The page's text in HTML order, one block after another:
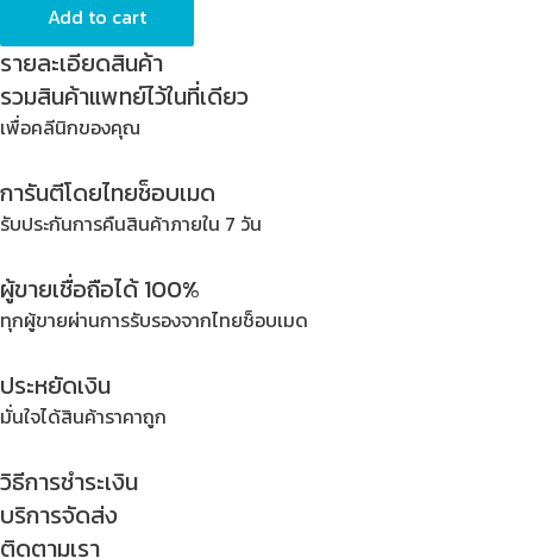
SK.
SUPPORT
''
#XXL
44''-
48''
quantity
Add to cart
รายละเอียดสินค้า
รวมสินค้าแพทย์ไว้ในที่เดียว
เพื่อคลีนิกของคุณ
การันตีโดยไทยช็อบเมด
รับประกันการคืนสินค้าภายใน 7 วัน
ผู้ขายเชื่อถือได้ 100%
ทุกผู้ขายผ่านการรับรองจากไทยช็อบเมด
ประหยัดเงิน
มั่นใจได้สินค้าราคาถูก
วิธีการชำระเงิน
บริการจัดส่ง
ติดตามเรา